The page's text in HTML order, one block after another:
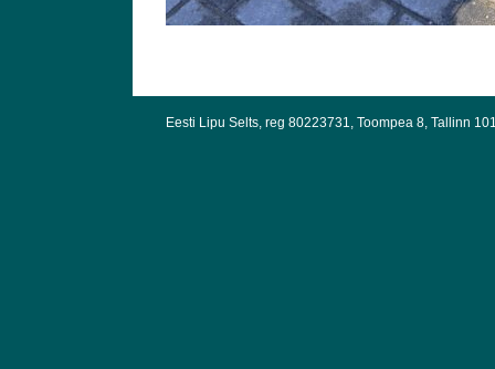
Eesti Lipu Selts, reg 80223731, Toompea 8, Tallinn